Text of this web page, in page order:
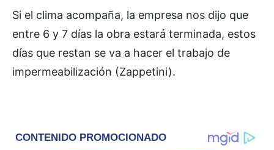
Si el clima acompaña, la empresa nos dijo que
entre 6 y 7 días la obra estará terminada, estos
días que restan se va a hacer el trabajo de
impermeabilización (Zappetini).